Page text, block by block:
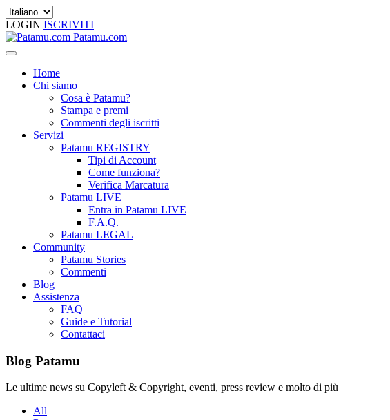
LOGIN ISCRIVITI
Patamu.com
Home
Chi siamo
Cosa è Patamu?
Stampa e premi
Commenti degli iscritti
Servizi
Patamu REGISTRY
Tipi di Account
Come funziona?
Verifica Marcatura
Patamu LIVE
Entra in Patamu LIVE
F.A.Q.
Patamu LEGAL
Community
Patamu Stories
Commenti
Blog
Assistenza
FAQ
Guide e Tutorial
Contattaci
Blog Patamu
Le ultime news su Copyleft & Copyright, eventi, press review e molto di più
All